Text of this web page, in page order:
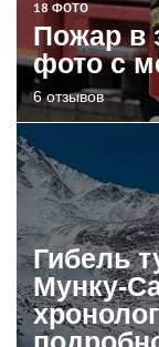
18 ФОТО
Пожар в
фото с
6 отзывов
Гибель
Мунку-